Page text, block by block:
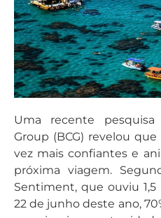
Uma recente
Group (BCG) revelou
vez mais confiantes e
próxima viagem.
Sentiment, que ouviu
22 de junho deste ano,